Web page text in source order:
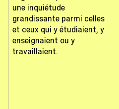
une inquiétude
grandissante parmi celles
et ceux qui y étudiaient, y
enseignaient ou y
travaillaient.